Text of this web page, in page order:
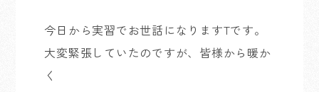
今日から実習でお世話になりますTです。
大変緊張していたのですが、皆様から暖か
く